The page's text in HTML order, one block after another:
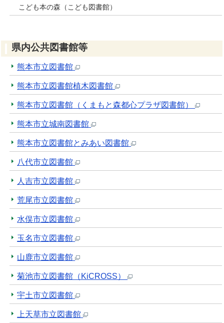
こども本の森（こども図書館）
県内公共図書館等
熊本市立図書館
熊本市立図書館植木図書館
熊本市立図書館（くまもと森都心プラザ図書館）
熊本市立城南図書館
熊本市立図書館とみあい図書館
八代市立図書館
人吉市立図書館
荒尾市立図書館
水俣市立図書館
玉名市立図書館
山鹿市立図書館
菊池市立図書館（KiCROSS）
宇土市立図書館
上天草市立図書館